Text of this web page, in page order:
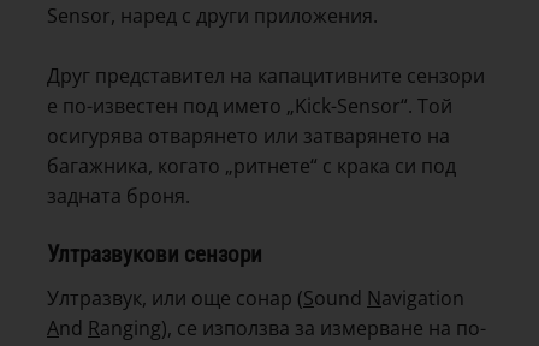
Sensor, наред с други приложения.
Друг представител на капацитивните сензори
е по-известен под името „Kick-Sensor“. Той
осигурява отварянето или затварянето на
багажника, когато „ритнете“ с крака си под
задната броня.
Ултразвукови сензори
Ултразвук, или още сонар (Sound Navigation
And Ranging), се използва за измерване на по-